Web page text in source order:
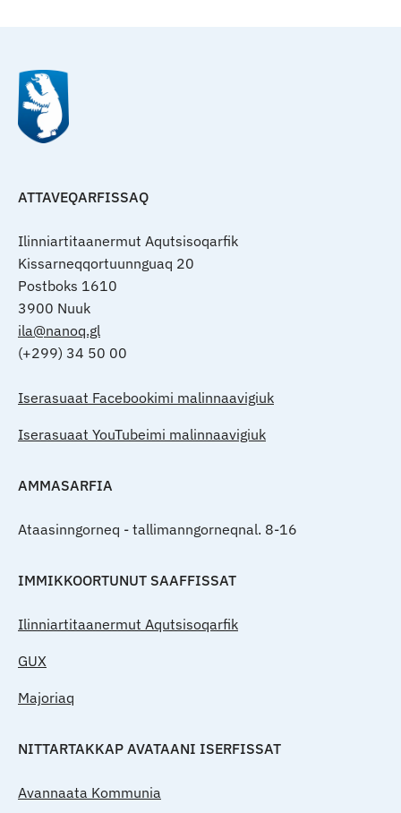
ATTAVEQARFISSAQ
Ilinniartitaanermut Aqutsisoqarfik
Kissarneqqortuunnguaq 20
Postboks 1610
3900 Nuuk
ila@nanoq.gl
(+299) 34 50 00
Iserasuaat Facebookimi malinnaavigiuk
Iserasuaat YouTubeimi malinnaavigiuk
AMMASARFIA
Ataasinngorneq - tallimanngorneqnal. 8-16
IMMIKKOORTUNUT SAAFFISSAT
Ilinniartitaanermut Aqutsisoqarfik
GUX
Majoriaq
NITTARTAKKAP AVATAANI ISERFISSAT
Avannaata Kommunia